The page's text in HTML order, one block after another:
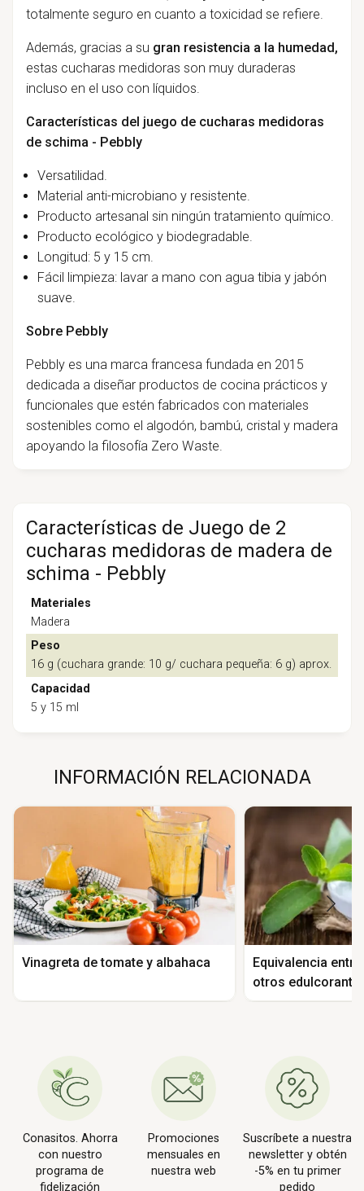
totalmente seguro en cuanto a toxicidad se refiere.
Además, gracias a su gran resistencia a la humedad,
estas cucharas medidoras son muy duraderas
incluso en el uso con líquidos.
Características del juego de cucharas medidoras
de schima - Pebbly
Versatilidad.
Material anti-microbiano y resistente.
Producto artesanal sin ningún tratamiento químico.
Producto ecológico y biodegradable.
Longitud: 5 y 15 cm.
Fácil limpieza: lavar a mano con agua tibia y jabón
suave.
Sobre Pebbly
Pebbly es una marca francesa fundada en 2015
dedicada a diseñar productos de cocina prácticos y
funcionales que estén fabricados con materiales
sostenibles como el algodón, bambú, cristal y madera
apoyando la filosofía Zero Waste.
Características de Juego de 2
cucharas medidoras de madera de
schima - Pebbly
Materiales
Madera
Peso
16 g (cuchara grande: 10 g/ cuchara pequeña: 6 g) aprox.
Capacidad
5 y 15 ml
INFORMACIÓN RELACIONADA
Vinagreta de tomate y albahaca
Equivalencia
otros
Conasitos. Ahorra
con nuestro
programa de
fidelización
Promociones
mensuales en
nuestra web
Suscríbete a nuestra
newsletter y obtén
-5% en tu primer
pedido